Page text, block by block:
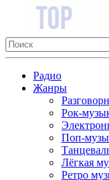
Радио
Жанры
Рок-
Поп-
Лёгкая
Ретро